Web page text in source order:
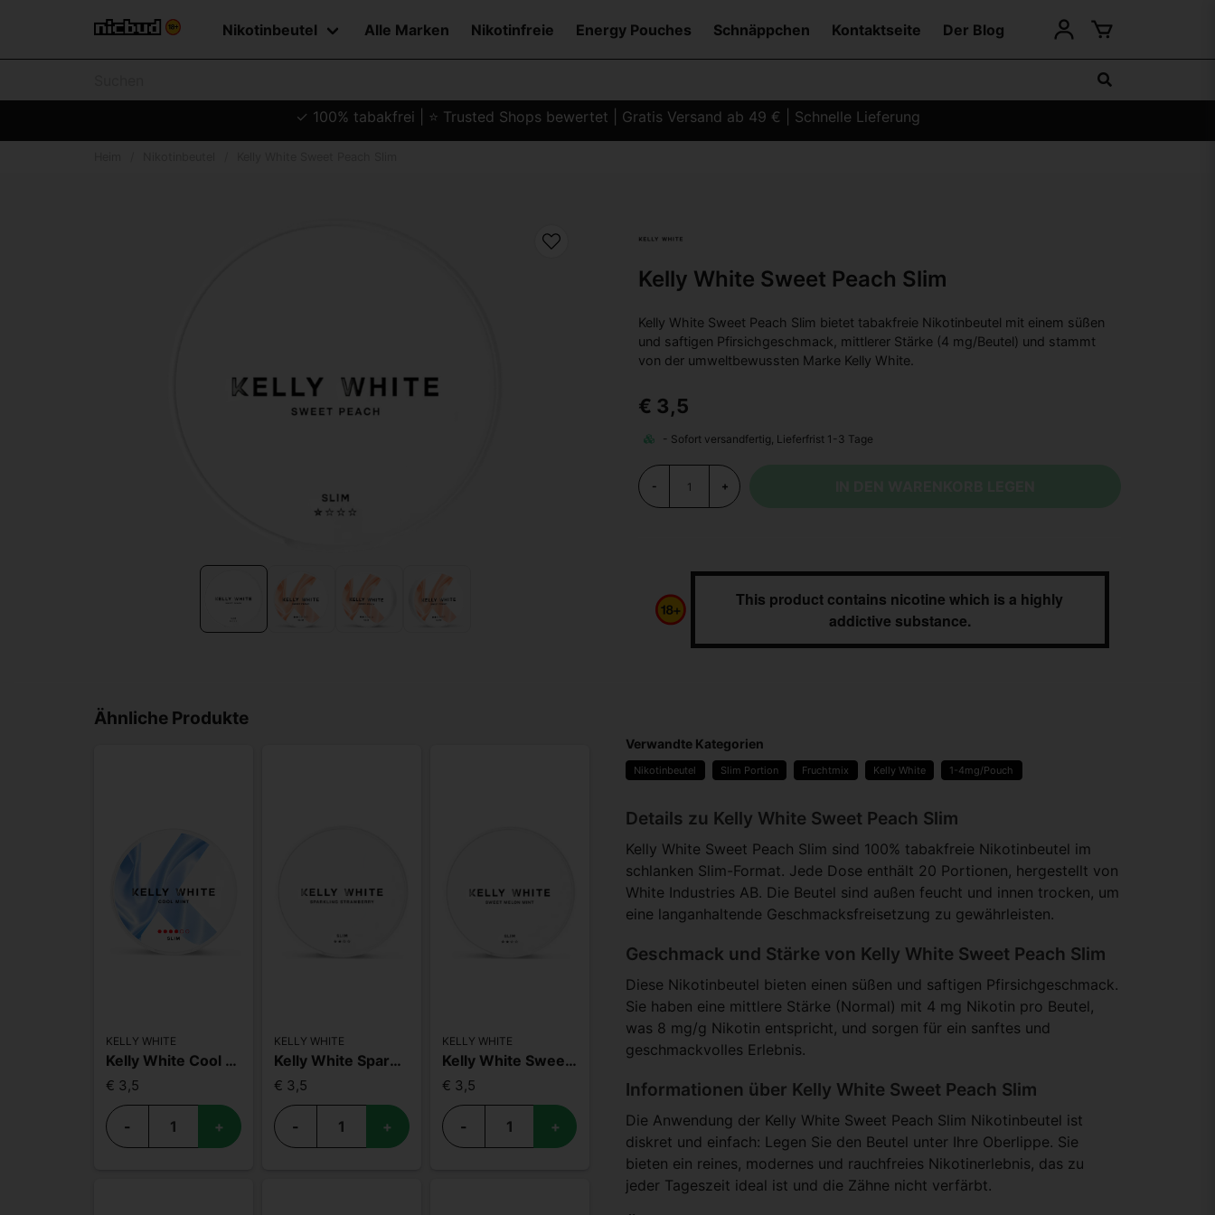
Nikotinbeutel Alle Marken Nikotinfreie Energy Pouches Schnäppchen Kontaktseite Der Blog
✓ 100% tabakfrei | ⭐ Trusted Shops bewertet | Gratis Versand ab 49 € | Schnelle Lieferung
Kelly White Sweet Peach Slim
Kelly White Sweet Peach Slim bietet tabakfreie Nikotinbeutel mit einem süßen
und saftigen Pfirsichgeschmack, mittlerer Stärke (4 mg/Beutel) und stammt
von der umweltbewussten Marke Kelly White.
€ 3,5
- +
This product contains nicotine which is a highly
addictive substance.
Ähnliche Produkte
KELLY WHITE
Kelly White Cool Mint Slim Strong
€ 3,5
- +
KELLY WHITE
Kelly White Sparkling Strawberry Slim
€ 3,5
- +
KELLY WHITE
Kelly White Sweet Melon Mint Slim
€ 3,5
- +
Verwandte Kategorien
Nikotinbeutel Slim Portion Fruchtmix Kelly White 1-4mg/Pouch
Details zu Kelly White Sweet Peach Slim
Kelly White Sweet Peach Slim sind 100% tabakfreie Nikotinbeutel im
schlanken Slim-Format. Jede Dose enthält 20 Portionen, hergestellt von
White Industries AB. Die Beutel sind außen feucht und innen trocken, um
eine langanhaltende Geschmacksfreisetzung zu gewährleisten.
Geschmack und Stärke von Kelly White Sweet Peach Slim
Diese Nikotinbeutel bieten einen süßen und saftigen Pfirsichgeschmack.
Sie haben eine mittlere Stärke (Normal) mit 4 mg Nikotin pro Beutel,
was 8 mg/g Nikotin entspricht, und sorgen für ein sanftes und
geschmackvolles Erlebnis.
Informationen über Kelly White Sweet Peach Slim
Die Anwendung der Kelly White Sweet Peach Slim Nikotinbeutel ist
diskret und einfach: Legen Sie den Beutel unter Ihre Oberlippe. Sie
bieten ein reines, modernes und rauchfreies Nikotinerlebnis, das zu
jeder Tageszeit ideal ist und die Zähne nicht verfärbt.